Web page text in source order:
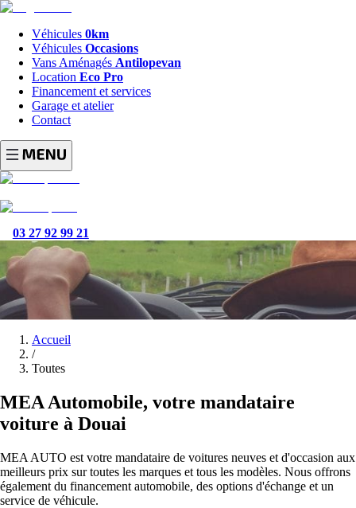
Véhicules 0km
Véhicules Occasions
Vans Aménagés Antilopevan
Location Eco Pro
Financement et services
Garage et atelier
Contact
03 27 92 99 21
Accueil
/
Toutes
MEA Automobile, votre mandataire
voiture à Douai
MEA AUTO est votre mandataire de voitures neuves et d'occasion aux
meilleurs prix sur toutes les marques et tous les modèles. Nous offrons
également du financement automobile, des options d'échange et un
service de véhicule.